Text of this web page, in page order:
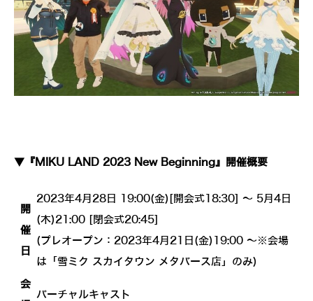
▼『MIKU LAND 2023 New Beginning』開催概要
開
催
日
2023年4月28日 19:00(金)[開会式18:30] ～ 5月4日
(木)21:00 [閉会式20:45]
(プレオープン：2023年4月21日(金)19:00 ～※会場
は「雪ミク スカイタウン メタバース店」のみ)
会
バーチャルキャスト